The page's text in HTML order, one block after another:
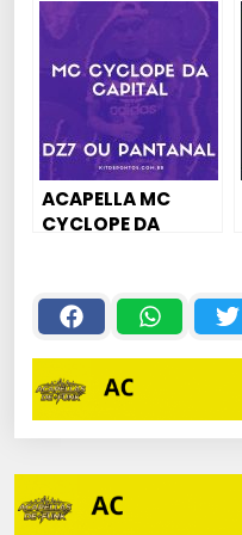
VAI NO VAPO 💣
ACAPELLA MC
CYCLOPE DA